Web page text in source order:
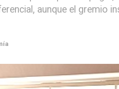
aunque el gremio